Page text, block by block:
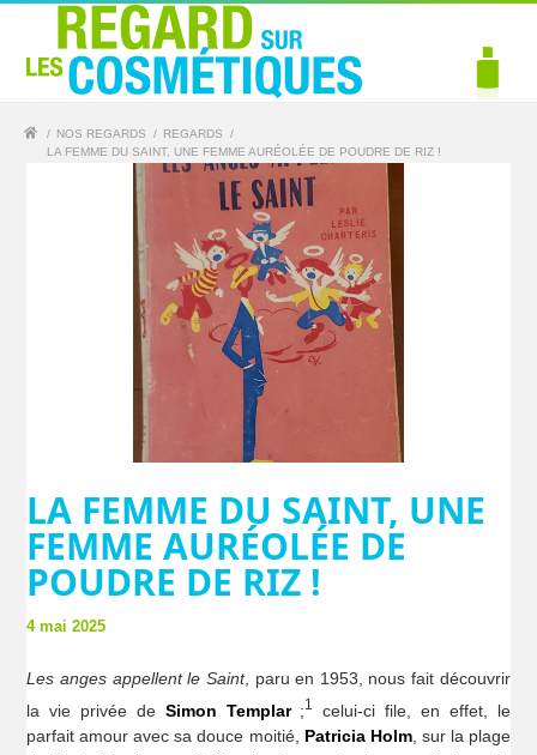
/ NOS REGARDS / REGARDS
/
LA FEMME DU SAINT, UNE FEMME AURÉOLÉE DE POUDRE DE RIZ !
LA FEMME DU SAINT, UNE
FEMME AURÉOLÉE DE
POUDRE DE RIZ !
4 mai 2025
Les anges appellent le Saint, paru en 1953, nous fait découvrir
la vie privée de Simon Templar;1
celui-ci file, en effet, le
parfait amour avec sa douce moitié, Patricia Holm, sur la plage